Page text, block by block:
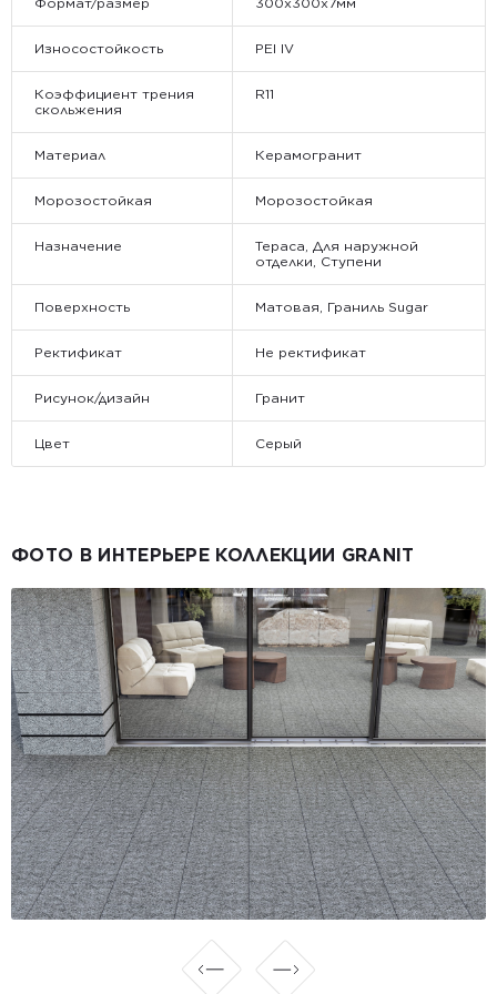
Износостойкость PEI IV
Коэффициент трения
скольжения
R11
Материал Керамогранит
Морозостойкая Морозостойкая
Назначение
Тераса, Для наружной
отделки, Ступени
Поверхность Матовая, Граниль Sugar
Ректификат Не ректификат
Рисунок/дизайн Гранит
Цвет Серый
ФОТО В ИНТЕРЬЕРЕ КОЛЛЕКЦИИ GRANIT